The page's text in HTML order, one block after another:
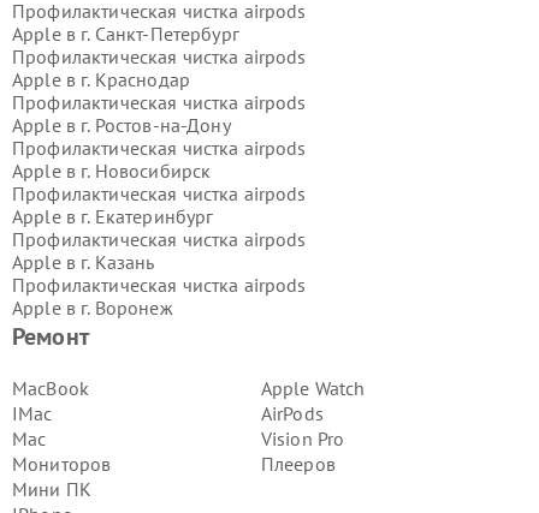
Ремонт
MacBook
IMac
Mac
Мониторов
Мини ПК
Apple Watch
AirPods
Vision Pro
Плееров
Профилактическая чистка airpods
Apple в г. Санкт-Петербург
Профилактическая чистка airpods
Apple в г. Краснодар
Профилактическая чистка airpods
Apple в г. Ростов-на-Дону
Профилактическая чистка airpods
Apple в г. Новосибирск
Профилактическая чистка airpods
Apple в г. Екатеринбург
Профилактическая чистка airpods
Apple в г. Казань
Профилактическая чистка airpods
Apple в г. Воронеж
Профилактическая чистка airpods
Профилактическая чистка airpods
Apple в г.
Профилактическая чистка airpods
Apple в г.
Профилактическая чистка airpods
Apple в г.